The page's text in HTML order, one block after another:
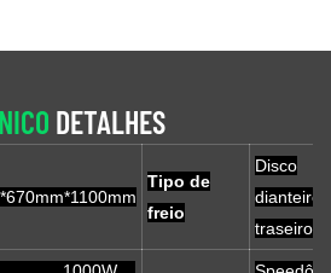
DETALHES
Tipo de
freio
Disco
dianteiro/
traseiro